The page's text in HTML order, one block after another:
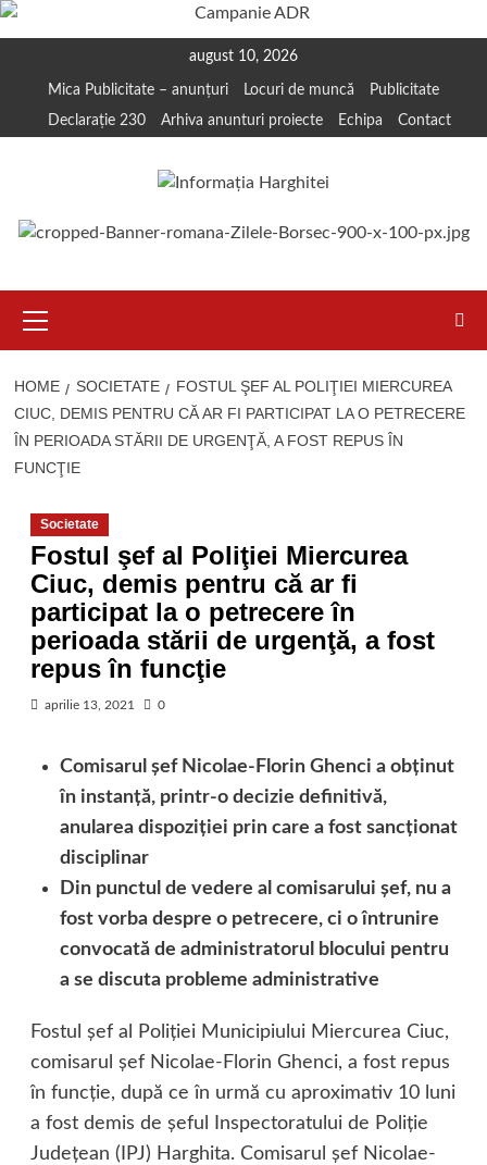
august 10, 2026
Mica Publicitate – anunțuri Locuri de muncă
Publicitate
Declarație 230
Arhiva anunturi proiecte Echipa Contact
Menu
HOME SOCIETATE
FOSTUL ŞEF AL POLIŢIEI MIERCUREA
CIUC, DEMIS PENTRU CĂ AR FI PARTICIPAT LA O PETRECERE
ÎN PERIOADA STĂRII DE URGENŢĂ, A FOST REPUS ÎN
FUNCŢIE
Societate
Fostul şef al Poliţiei Miercurea
Ciuc, demis pentru că ar fi
participat la o petrecere în
perioada stării de urgenţă, a fost
repus în funcţie
aprilie 13, 2021 0
Comisarul şef Nicolae-Florin Ghenci a obţinut
în instanţă, printr-o decizie definitivă,
anularea dispoziţiei prin care a fost sancţionat
disciplinar
Din punctul de vedere al comisarului şef, nu a
fost vorba despre o petrecere, ci o întrunire
convocată de administratorul blocului pentru
a se discuta probleme administrative
Fostul şef al Poliţiei Municipiului Miercurea Ciuc,
comisarul şef Nicolae-Florin Ghenci, a fost repus
în funcţie, după ce în urmă cu aproximativ 10 luni
a fost demis de şeful Inspectoratului de Poliţie
Judeţean (IPJ) Harghita. Comisarul şef Nicolae-